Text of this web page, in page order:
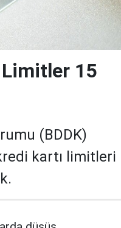
Limitler 15
(BDDK)
kartı limitleri